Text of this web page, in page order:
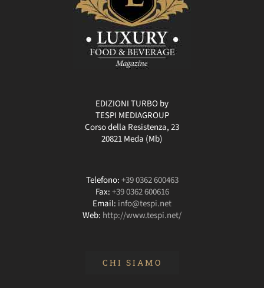
EDIZIONI TURBO by
TESPI MEDIAGROUP
Corso della Resistenza, 23
20821 Meda (Mb)
Telefono:+39 0362 600463
Fax:+39 0362 600616
Email: info@tespi.net
Web: http://www.tespi.net/
CHI SIAMO